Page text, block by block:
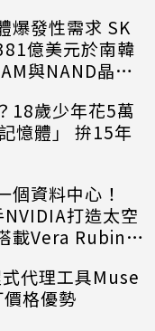
爆發性需求 SK
億美元於南韓
與NAND晶圓
18歲少年花5萬
憶體」 拚15年
個資料中心！
打造太空
載Vera Rubin運
代理工具Muse
格優勢